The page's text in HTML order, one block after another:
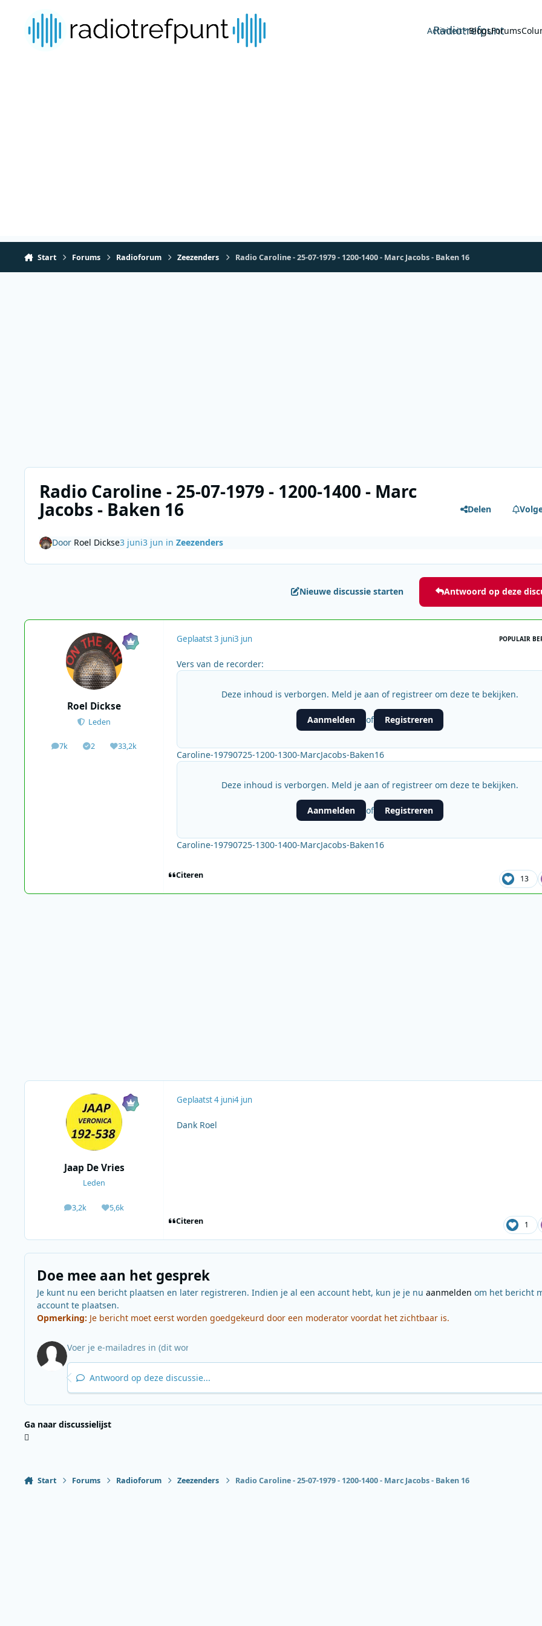
Radiotrefpunt
Activiteit BlogsForums
Start Forums Radioforum Zeezenders Radio Caroline - 25-07-1979 - 1200-1400 - Marc Jacobs - Baken 16
Radio Caroline - 25-07-1979 - 1200-1400 - Marc
Jacobs - Baken 16 Delen
Door Roel Dickse3 juni3 jun in Zeezenders
Nieuwe discussie starten Antwoord op deze
Roel Dickse
Leden
7k
berichten2
Solutions33,2k
Waardering
Geplaatst3 juni3 jun POPULAIR
Vers van de recorder:
Deze inhoud is verborgen. Meld je aan of registreer om deze te bekijken.
Aanmelden of Registreren
Caroline-19790725-1200-1300-MarcJacobs-Baken16
Deze inhoud is verborgen. Meld je aan of registreer om deze te bekijken.
Aanmelden of Registreren
Caroline-19790725-1300-1400-MarcJacobs-Baken16
Citeren 13
Jaap De Vries
Leden
3,2k
berichten5,6k
Waardering
Geplaatst4 juni4 jun
Dank Roel
Citeren 1
Doe mee aan het gesprek
Je kunt nu een bericht plaatsen en later registreren. Indien je al een account hebt, kun je je nu aanmelden om het bericht
account te plaatsen.
Opmerking: Je bericht moet eerst worden goedgekeurd door een moderator voordat het zichtbaar is.
Antwoord op deze discussie...
Ga naar discussielijst
Start Forums Radioforum Zeezenders Radio Caroline - 25-07-1979 - 1200-1400 - Marc Jacobs - Baken 16